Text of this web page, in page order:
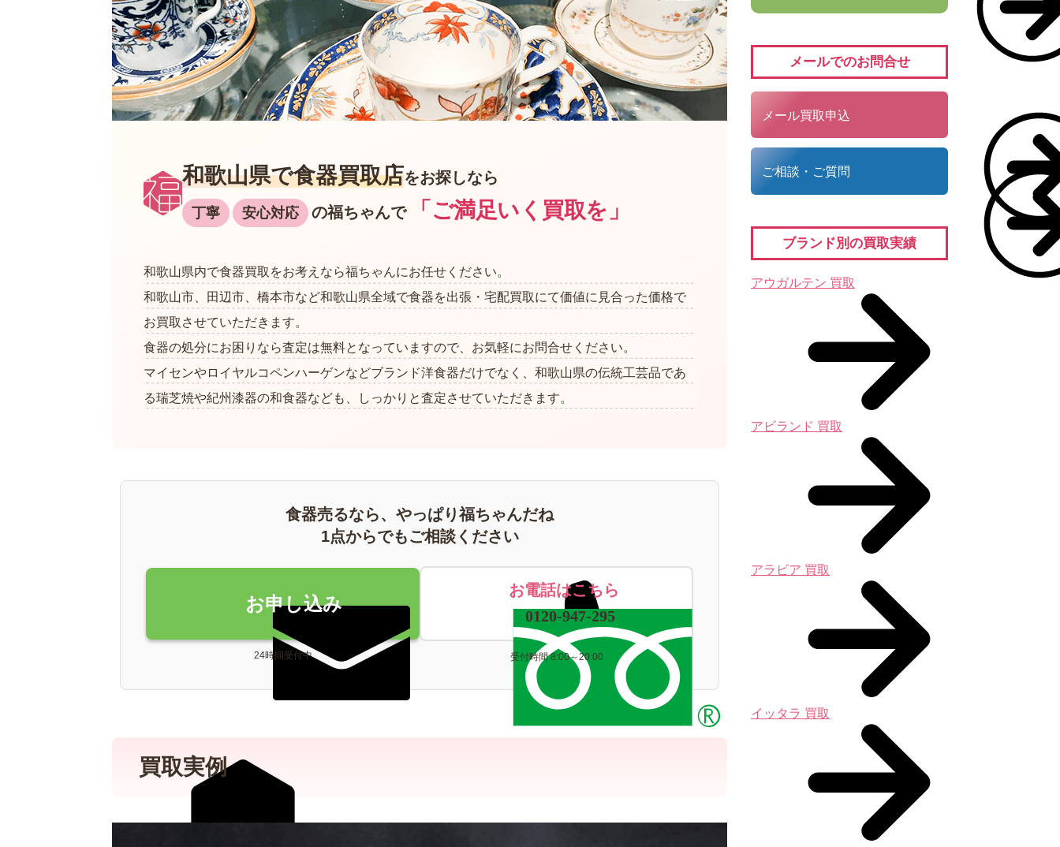
和歌山県で食器買取店をお探しなら
丁寧 安心対応 の福ちゃんで 「ご満足いく買取を」
和歌山県内で食器買取をお考えなら福ちゃんにお任せください。
和歌山市、田辺市、橋本市など和歌山県全域で食器を出張・宅配買取にて価値に見合った価格で
お買取させていただきます。
食器の処分にお困りなら査定は無料となっていますので、お気軽にお問合せください。
マイセンやロイヤルコペンハーゲンなどブランド洋食器だけでなく、和歌山県の伝統工芸品であ
る瑞芝焼や紀州漆器の和食器なども、しっかりと査定させていただきます。
食器売るなら、やっぱり福ちゃんだね
1点からでもご相談ください
お申し込み
24時間受付中
お電話はこちら
0120-947-295
受付時間 8:00～20:00
買取実例
メールでのお問合せ
メール買取申込
ご相談・ご質問
ブランド別の買取実績
アウガルテン 買取
アビランド 買取
アラビア 買取
イッタラ 買取